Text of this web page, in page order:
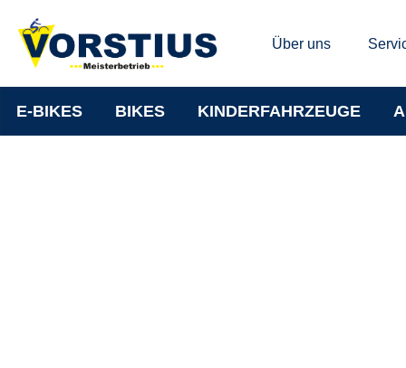
Über uns
E-BIKES BIKES KINDERFAHRZEUGE